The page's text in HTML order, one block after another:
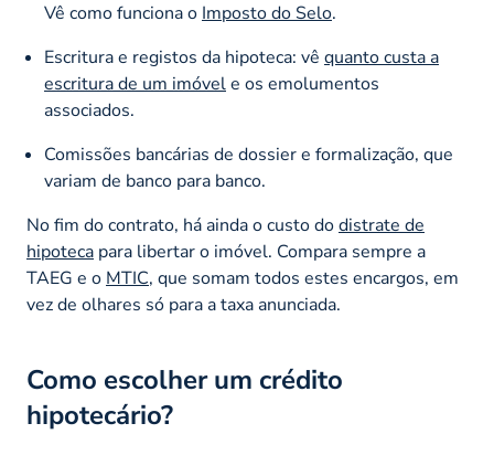
Vê como funciona o Imposto do Selo.
Escritura e registos da hipoteca: vê quanto custa a
escritura de um imóvele os emolumentos
associados.
Comissões bancárias de dossier e formalização, que
variam de banco para banco.
No fim do contrato, há ainda o custo dodistrate de
hipoteca para libertar o imóvel. Compara sempre a
TAEG e o MTIC, que somam todos estes encargos, em
vez de olhares só para a taxa anunciada.
Como escolher um crédito
hipotecário?